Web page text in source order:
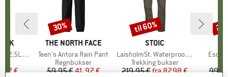
Pants
pris
€
MÆRKE
THE NORTH FACE
Artikel
Teen's Antora Rain Pant
Produktgruppe
Regnbukser
Pris
59,95 €Nedsat pris
41,97 €
Rabat
30%
MÆRKE
STOIC
Artikel
LaisholmSt. Waterproof Tour Pants
Produktgruppe
Trekking bukser
Pris
219,95 € Nedsat pris
fra87,98 €
Rabat
til 60%
Artikel